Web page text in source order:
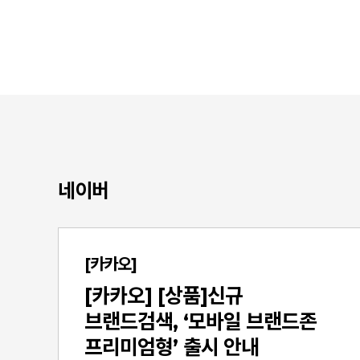
네이버
[카카오]
[카카오] [상품]신규
브랜드검색, ‘모바일 브랜드존
프리미엄형’ 출시 안내